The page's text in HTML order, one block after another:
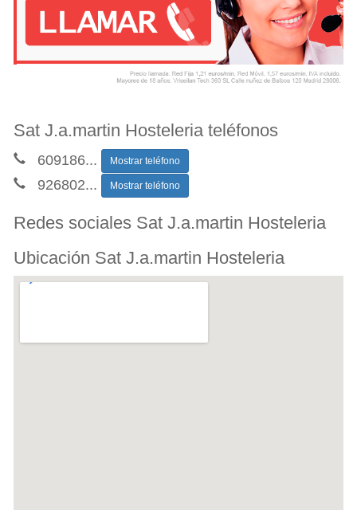
Sat J.a.martin Hosteleria teléfonos
609186... Mostrar teléfono
926802... Mostrar teléfono
Redes sociales Sat J.a.martin Hosteleria
Ubicación Sat J.a.martin Hosteleria